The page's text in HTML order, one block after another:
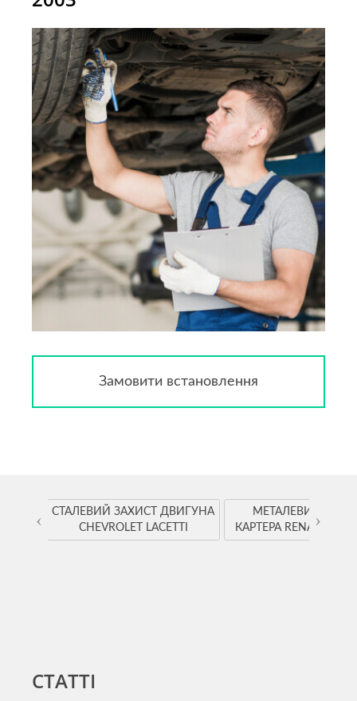
Замовити встановлення
СТАЛЕВИЙ ЗАХИСТ ДВИГУНА
CHEVROLET LACETTI
МЕТАЛЕВИЙ
КАРТЕРА RENAULT
‹ ›
СТАТТІ